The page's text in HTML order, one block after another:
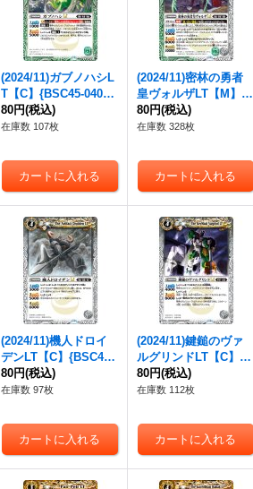
(2024/11)ガブノハシL
T【C】{BSC45-040}
《緑》
80円(税込)
在庫数 107枚
(2024/11)密林の勇者
皇ヴォルザLT【M】{B
SC45-043}《多》
80円(税込)
在庫数 328枚
(2024/11)機人ドロイ
デンLT【C】{BSC45-
052}《白》
80円(税込)
在庫数 97枚
(2024/11)鍵鎚のヴァ
ルグリンドLT【C】{B
SC45-053}《白》
80円(税込)
在庫数 112枚